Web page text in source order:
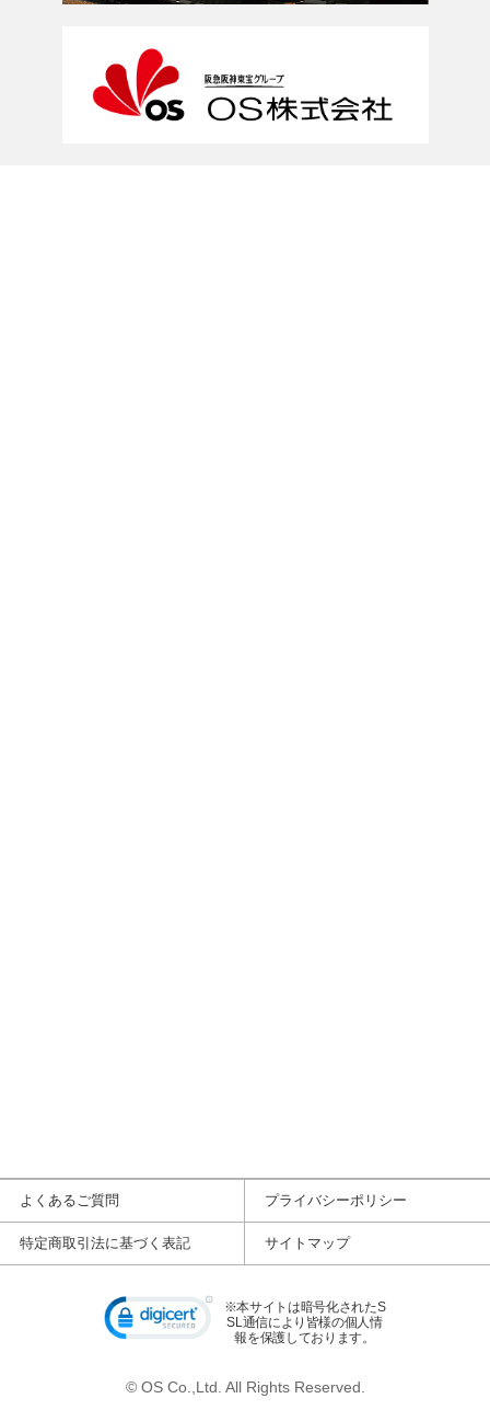
※本サイトは暗号化されたS
SL通信により皆様の個人情
報を保護しております。
よくあるご質問 プライバシーポリシー
特定商取引法に基づく表記 サイトマップ
© OS Co.,Ltd. All Rights Reserved.